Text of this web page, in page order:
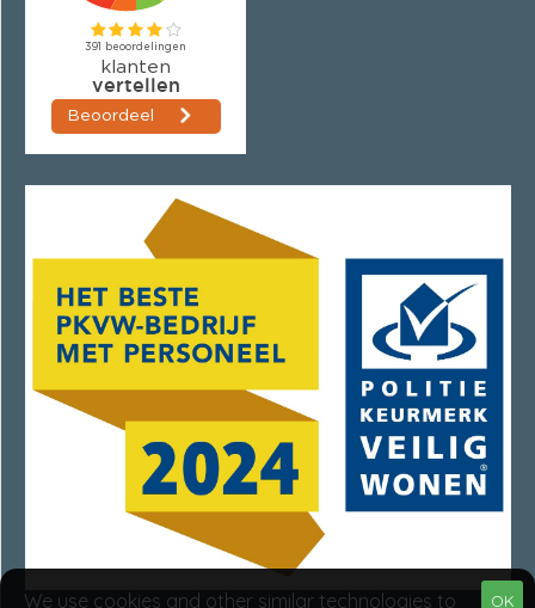
OK
We use cookies and other similar technologies to